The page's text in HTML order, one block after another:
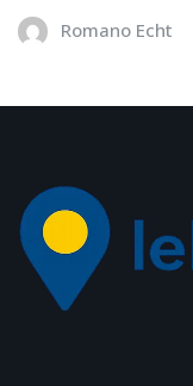
Romano Echt